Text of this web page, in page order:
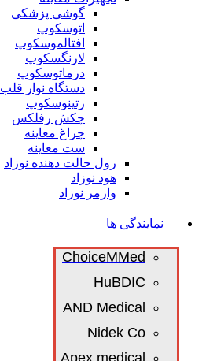
گوشی پزشکی
اتوسکوپ
افتالموسکوپ
لارنگسکوپ
درماتوسکوپ
دستگاه نوار قلب
رتینوسکوپ
چکش رفلکس
چراغ معاینه
ست معاینه
رول حالت دهنده نوزاد
هود نوزاد
وارمر نوزاد
نمایندگی ها
ChoiceMMed
HuBDIC
AND Medical
Nidek Co
Apex medical